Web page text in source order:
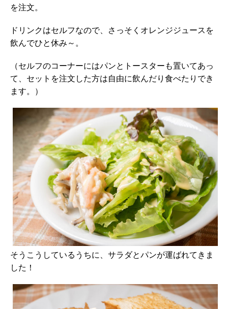
を注文。
ドリンクはセルフなので、さっそくオレンジジュースを
飲んでひと休み～。
（セルフのコーナーにはパンとトースターも置いてあっ
て、セットを注文した方は自由に飲んだり食べたりでき
ます。）
そうこうしているうちに、サラダとパンが運ばれてきま
した！